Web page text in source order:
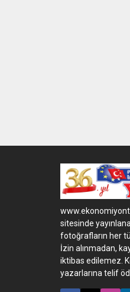
sitesinde
fotoğrafların her
İzin alınmadan,
iktibas edilemez.
yazarlarına telif